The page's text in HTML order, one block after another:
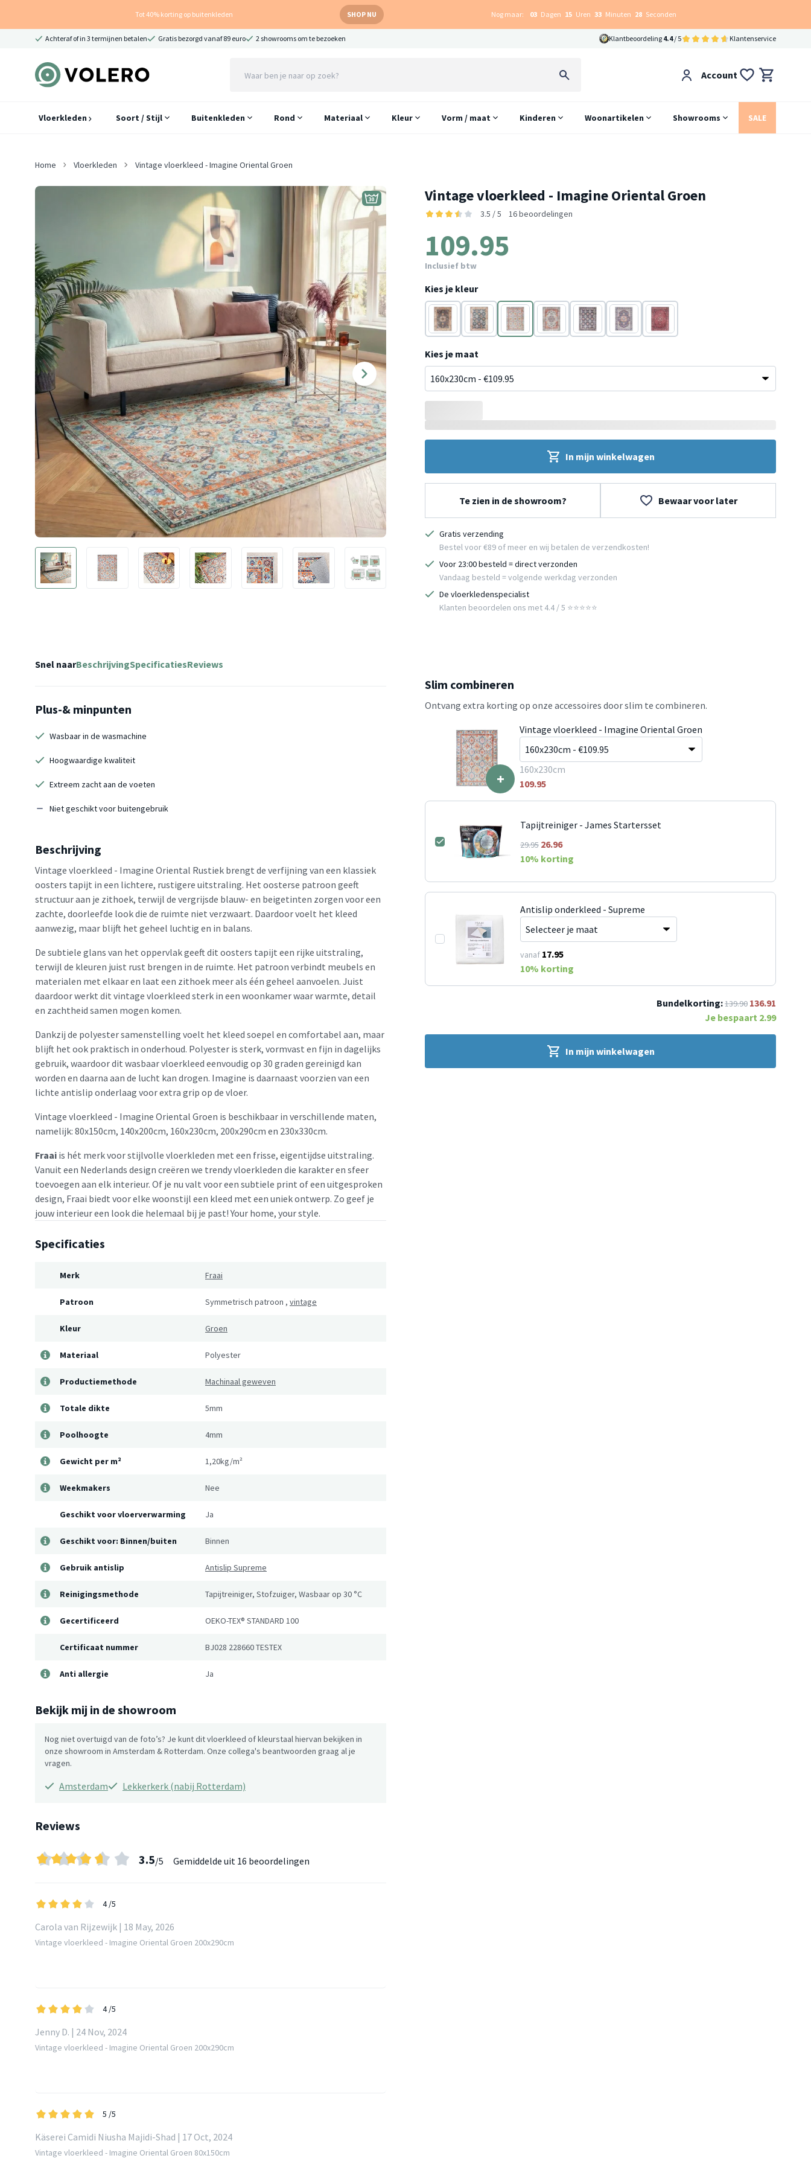
Tot 40% korting op buitenkleden SHOP NU Nog maar: 03 Dagen 15 Uren 33 Minuten 27 Seconden
Achteraf of in 3 termijnen betalen Gratis bezorgd vanaf 89 euro 2 showrooms om te bezoeken Klantbeoordeling 4.4/ 5 Klantenservice
Account
Vloerkleden Soort / Stijl Buitenkleden Rond Materiaal Kleur Vorm / maat Kinderen Woonartikelen Showrooms SALE
Home Vloerkleden Vintage vloerkleed - Imagine Oriental Groen
Vintage vloerkleed - Imagine Oriental Groen
3.5 / 5 16 beoordelingen
109.95
Inclusief btw
Kies je kleur
MulticolorMulticolorGroen Groen Blauw Blauw
Rood
Kies je maat
In mijn winkelwagen
Te zien in de showroom? Bewaar voor later
Gratis verzending
Bestel voor €89 of meer en wij betalen de verzendkosten!
Voor 23:00 besteld = direct verzonden
Vandaag besteld = volgende werkdag verzonden
De vloerkledenspecialist
Klanten beoordelen ons met 4.4 / 5 ⭐⭐⭐⭐⭐
Snel naarBeschrijvingSpecificatiesReviews
Plus-& minpunten
Wasbaar in de wasmachine
Hoogwaardige kwaliteit
Extreem zacht aan de voeten
Niet geschikt voor buitengebruik
Beschrijving
Vintage vloerkleed - Imagine Oriental Rustiek brengt de verfijning van een klassiek
oosters tapijt in een lichtere, rustigere uitstraling. Het oosterse patroon geeft
structuur aan je zithoek, terwijl de vergrijsde blauw- en beigetinten zorgen voor een
zachte, doorleefde look die de ruimte niet verzwaart. Daardoor voelt het kleed
aanwezig, maar blijft het geheel luchtig en in balans.
De subtiele glans van het oppervlak geeft dit oosters tapijt een rijke uitstraling,
terwijl de kleuren juist rust brengen in de ruimte. Het patroon verbindt meubels en
materialen met elkaar en laat een zithoek meer als één geheel aanvoelen. Juist
daardoor werkt dit vintage vloerkleed sterk in een woonkamer waar warmte, detail
en zachtheid samen mogen komen.
Dankzij de polyester samenstelling voelt het kleed soepel en comfortabel aan, maar
blijft het ook praktisch in onderhoud. Polyester is sterk, vormvast en fijn in dagelijks
gebruik, waardoor dit wasbaar vloerkleed eenvoudig op 30 graden gereinigd kan
worden en daarna aan de lucht kan drogen. Imagine is daarnaast voorzien van een
lichte antislip onderlaag voor extra grip op de vloer.
Vintage vloerkleed - Imagine Oriental Groen is beschikbaar in verschillende maten,
namelijk: 80x150cm, 140x200cm, 160x230cm, 200x290cm en 230x330cm.
Fraai is hét merk voor stijlvolle vloerkleden met een frisse, eigentijdse uitstraling.
Vanuit een Nederlands design creëren we trendy vloerkleden die karakter en sfeer
toevoegen aan elk interieur. Of je nu valt voor een subtiele print of een uitgesproken
design, Fraai biedt voor elke woonstijl een kleed met een uniek ontwerp. Zo geef je
jouw interieur een look die helemaal bij je past! Your home, your style.
Specificaties
Merk Fraai
Patroon Symmetrisch patroon , vintage
Kleur Groen
Materiaal Polyester
Productiemethode Machinaal geweven
Totale dikte 5mm
Poolhoogte 4mm
Gewicht per m² 1,20kg/m²
Weekmakers Nee
Geschikt voor vloerverwarming Ja
Geschikt voor: Binnen/buiten Binnen
Gebruik antislip Antislip Supreme
Reinigingsmethode Tapijtreiniger, Stofzuiger, Wasbaar op 30 °C
Gecertificeerd OEKO-TEX® STANDARD 100
Certificaat nummer BJ028 228660 TESTEX
Anti allergie Ja
Bekijk mij in de showroom
Nog niet overtuigd van de foto’s? Je kunt dit vloerkleed of kleurstaal hiervan bekijken in
onze showroom in Amsterdam & Rotterdam. Onze collega's beantwoorden graag al je
vragen.
Amsterdam Lekkerkerk (nabij Rotterdam)
Reviews
3.5/5 Gemiddelde uit 16 beoordelingen
4 /5
Carola van Rijzewijk | 18 May, 2026
Vintage vloerkleed - Imagine Oriental Groen 200x290cm
4 /5
Jenny D. | 24 Nov, 2024
Vintage vloerkleed - Imagine Oriental Groen 200x290cm
5 /5
Käserei Camidi Niusha Majidi-Shad | 17 Oct, 2024
Vintage vloerkleed - Imagine Oriental Groen 80x150cm
Slim combineren
Ontvang extra korting op onze accessoires door slim te combineren.
+
Vintage vloerkleed - Imagine Oriental Groen
160x230cm
109.95
Tapijtreiniger - James Startersset
29.95 26.96
10% korting
Antislip onderkleed - Supreme
vanaf 17.95
10% korting
Bundelkorting:139.90 136.91
Je bespaart 2.99
In mijn winkelwagen